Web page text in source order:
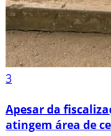
3
Apesar da
atingem área de